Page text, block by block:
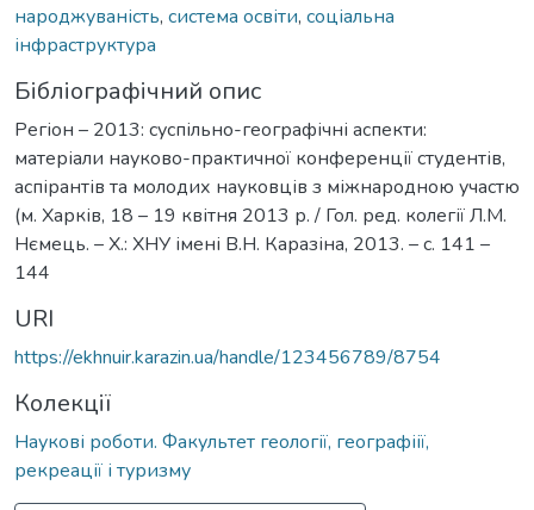
народжуваність, система освіти, соціальна
інфраструктура
Бібліографічний опис
Регіон – 2013: суспільно-географічні аспекти:
матеріали науково-практичної конференції студентів,
аспірантів та молодих науковців з міжнародною участю
(м. Харків, 18 – 19 квітня 2013 р. / Гол. ред. колегії Л.М.
Нємець. – Х.: ХНУ імені В.Н. Каразіна, 2013. – с. 141 –
144
URI
https://ekhnuir.karazin.ua/handle/123456789/8754
Колекції
Наукові роботи. Факультет геології, географіії,
рекреації і туризму